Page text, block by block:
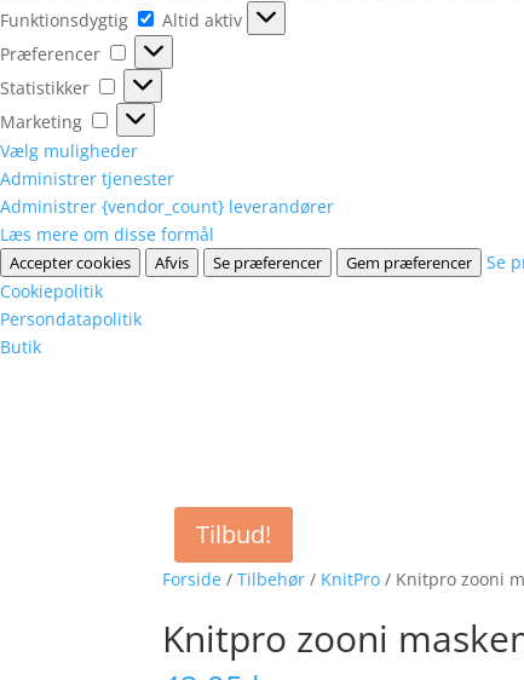
Funktionsdygtig
Funktionsdygtig
Altid aktiv
Præferencer
Præferencer
Statistikker
Statistikker
Marketing
Marketing
Vælg muligheder
Administrer tjenester
Administrer {vendor_count} leverandører
Læs mere om disse formål
Accepter cookies Afvis Se præferencer Gem præferencer
Se
Cookiepolitik
Persondatapolitik
Butik
Forside /Tilbehør / KnitPro / Knitpro zooni
Knitpro zooni
Tilbud!